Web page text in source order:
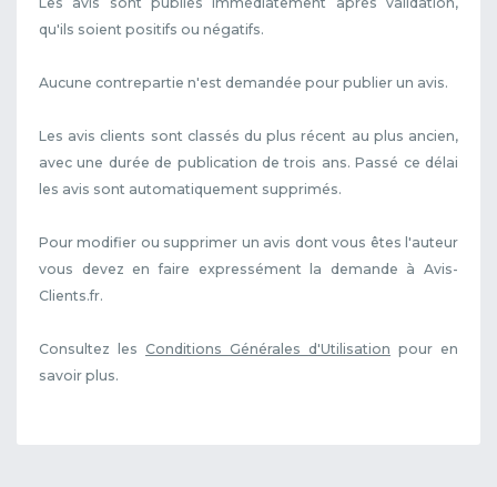
qu'ils soient positifs ou négatifs.
Aucune contrepartie n'est demandée pour publier un avis.
Les avis clients sont classés du plus récent au plus ancien,
avec une durée de publication de trois ans. Passé ce délai
les avis sont automatiquement supprimés.
Pour modifier ou supprimer un avis dont vous êtes l'auteur
vous devez en faire expressément la demande à Avis-
Clients.fr.
Consultez les Conditions Générales d'Utilisation pour en
savoir plus.